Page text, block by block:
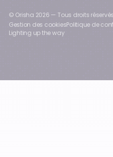
© Orisha 2026 — Tous droits réservés
Gestion des cookiesPolitique de
Lighting up the way